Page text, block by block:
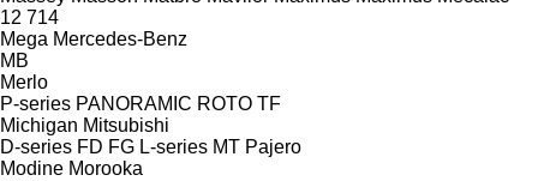
12 714
Mega Mercedes-Benz
MB
Merlo
P-series PANORAMIC ROTO TF
Michigan Mitsubishi
D-series FD FG L-series MT Pajero
Modine Morooka